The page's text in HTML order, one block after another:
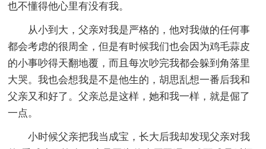
也不懂得他心里有没有我。
从小到大，父亲对我是严格的，他对我做的任何事
都会考虑的很周全，但是有时候我们也会因为鸡毛蒜皮
的小事吵得天翻地覆，而且每次吵完我都会躲到角落里
大哭。我也会想我是不是他生的，胡思乱想一番后我和
父亲又和好了。父亲总是这样，她和我一样，就是倔了
一点。
小时候父亲把我当成宝，长大后我却发现父亲对我